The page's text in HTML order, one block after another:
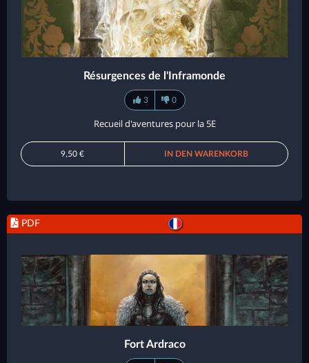
Résurgences de l'Inframonde
3 0
Recueil d'aventures pour la 5E
9,50 € IN DEN WARENKORB
PDF
Fort Ardraco